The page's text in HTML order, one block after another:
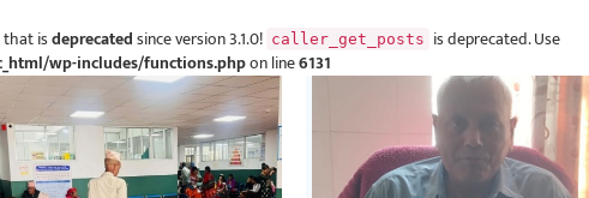
that isdeprecatedsince version 3.1.0! caller_get_posts is deprecated. Use
wp-includes/functions.phpon line6131